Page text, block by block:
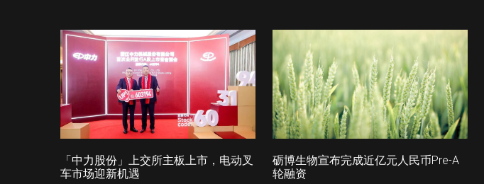
「中力股份」上交所主板上市，电动叉
车市场迎新机遇
砺博生物宣布完成近亿元人民币Pre-A
轮融资